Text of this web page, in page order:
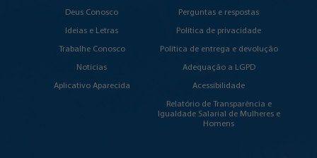
Deus Conosco
Ideias e Letras
Trabalhe Conosco
Notícias
Aplicativo Aparecida
Perguntas e respostas
Política de privacidade
Política de entrega e devolução
Adequação a LGPD
Acessibilidade
Relatório de Transparência e
Igualdade Salarial de Mulheres e
Homens